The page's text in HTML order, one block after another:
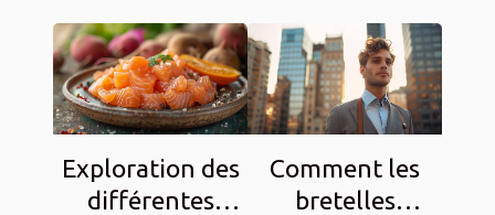
Exploration des
différentes
Comment les
bretelles